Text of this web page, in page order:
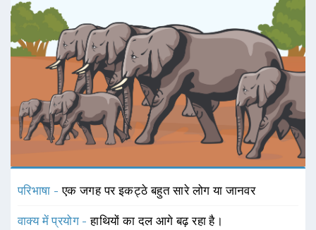
परिभाषा -एक जगह पर इकट्ठे बहुत सारे लोग या जानवर
वाक्य में प्रयोग -हाथियों का दल आगे बढ़ रहा है।